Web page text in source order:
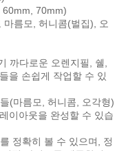
60mm, 70mm)
름모, 허니콤(벌집), 오
까다로운 오렌지필, 쉘,
을 손쉽게 작업할 수 있
(마름모, 허니콤, 오각형)
이아웃을 완성할 수 있습
정확히 볼 수 있으며, 정